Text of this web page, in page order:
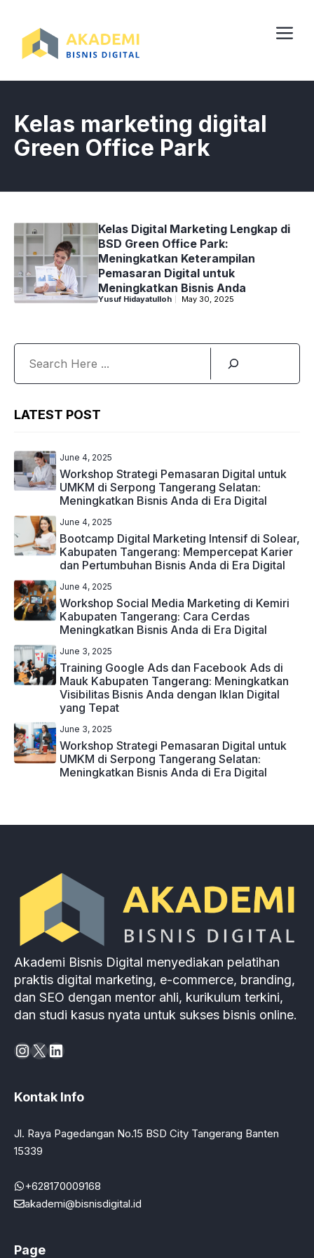
content
Kelas marketing digital
Green Office Park
Kelas Digital Marketing Lengkap di
BSD Green Office Park:
Meningkatkan Keterampilan
Pemasaran Digital untuk
Meningkatkan Bisnis Anda
Yusuf Hidayatulloh May 30, 2025
Search
LATEST POST
June 4, 2025
Workshop Strategi Pemasaran Digital untuk
UMKM di Serpong Tangerang Selatan:
Meningkatkan Bisnis Anda di Era Digital
June 4, 2025
Bootcamp Digital Marketing Intensif di Solear,
Kabupaten Tangerang: Mempercepat Karier
dan Pertumbuhan Bisnis Anda di Era Digital
June 4, 2025
Workshop Social Media Marketing di Kemiri
Kabupaten Tangerang: Cara Cerdas
Meningkatkan Bisnis Anda di Era Digital
June 3, 2025
Training Google Ads dan Facebook Ads di
Mauk Kabupaten Tangerang: Meningkatkan
Visibilitas Bisnis Anda dengan Iklan Digital
yang Tepat
June 3, 2025
Workshop Strategi Pemasaran Digital untuk
UMKM di Serpong Tangerang Selatan:
Meningkatkan Bisnis Anda di Era Digital
Akademi Bisnis Digital menyediakan pelatihan
praktis digital marketing, e-commerce, branding,
dan SEO dengan mentor ahli, kurikulum terkini,
dan studi kasus nyata untuk sukses bisnis online.
Instagram
X LinkedIn
Kontak Info
Jl. Raya Pagedangan No.15 BSD City Tangerang Banten
15339
+628170009168
akademi@bisnisdigital.id
Page